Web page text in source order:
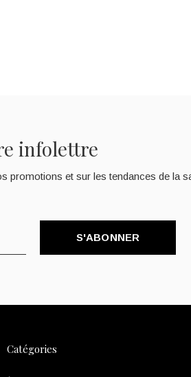
infolettre
promotions et sur les tendances de la
S'ABONNER
Catégories